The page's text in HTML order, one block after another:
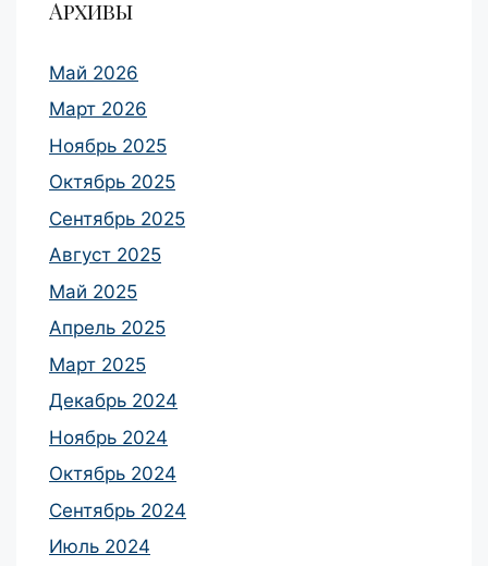
Архивы
Май 2026
Март 2026
Ноябрь 2025
Октябрь 2025
Сентябрь 2025
Август 2025
Май 2025
Апрель 2025
Март 2025
Декабрь 2024
Ноябрь 2024
Октябрь 2024
Сентябрь 2024
Июль 2024